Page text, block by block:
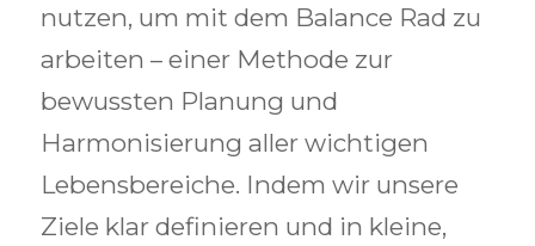
nutzen, um mit dem Balance Rad zu
arbeiten – einer Methode zur
bewussten Planung und
Harmonisierung aller wichtigen
Lebensbereiche. Indem wir unsere
Ziele klar definieren und in kleine,